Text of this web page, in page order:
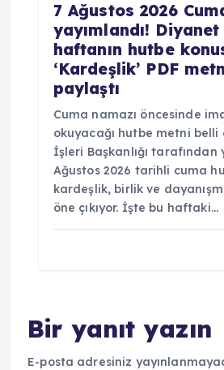
7 Ağustos 2026
yayımlandı! Diyanet
haftanın hutbe
‘Kardeşlik’ PDF
paylaştı
Cuma namazı öncesinde
okuyacağı hutbe metni belli
İşleri Başkanlığı tarafından
Ağustos 2026 tarihli cuma
kardeşlik, birlik ve
öne çıkıyor. İşte bu haftaki…
Bir yanıt yazın
E-posta adresiniz